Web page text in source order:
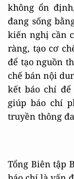
không ổn
đang sống
kiến nghị cần
ràng, tạo cơ
để tạo nguồn
chế bán nội
kết báo chí để
giúp báo chí
truyền thông
Tổng Biên tập